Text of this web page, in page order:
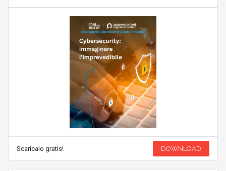
Scaricalo gratis! DOWNLOAD